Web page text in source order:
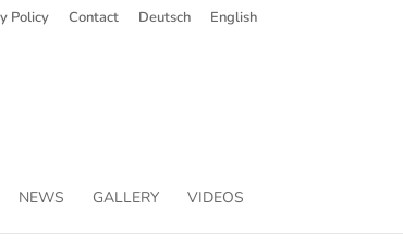
Policy Contact Deutsch English
NEWS GALLERY VIDEOS